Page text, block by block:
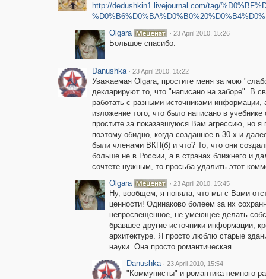
http://dedushkin1.livejournal.com/tag/
Olgara
· 23 April 2010, 15:26
Большое спасибо.
Danushka · 23 April 2010, 15:22
Уважаемая Olgara, простите меня за мою
декларируют то, что "написано на заборе". В
работать с разными источниками
изложение того, что было написано в
простите за показавшуюся Вам агрессию, но я
поэтому обидно, когда созданное в 30-х и
были членами ВКП(б) и что? То, что они
больше не в России, а в странах ближнего и
сочтете нужным, то просьба удалить этот
Olgara
· 23 April 2010, 15:45
Ну, вообщем, я поняла, что мы с Вами
ценности! Одинаково болеем за их
непросвещенное, не умеющее делать
бравшее другие источники информации,
архитектуре. Я просто люблю старые
науки. Она просто романтическая.
Danushka · 23 April 2010, 15:54
"Коммунисты" и романтика немного